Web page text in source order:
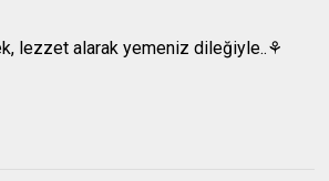
lezzet alarak yemeniz dileğiyle..⚘